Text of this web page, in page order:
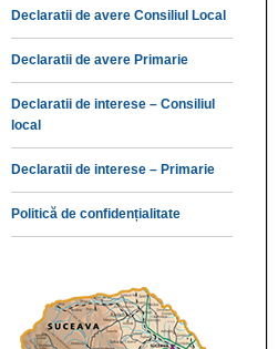
Declaratii de avere Consiliul Local
Declaratii de avere Primarie
Declaratii de interese – Consiliul
local
Declaratii de interese – Primarie
Politică de confidențialitate